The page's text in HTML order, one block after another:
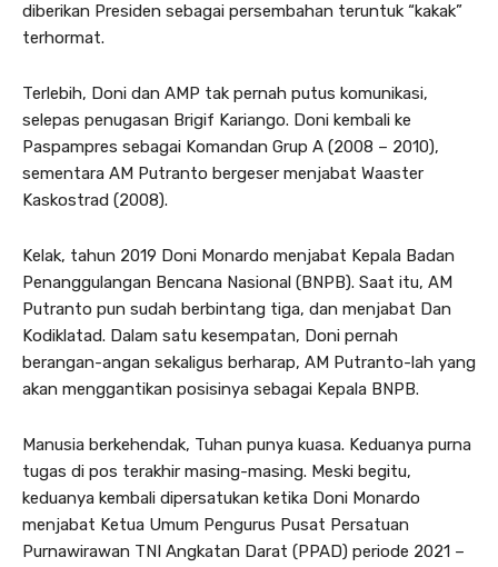
diberikan Presiden sebagai persembahan teruntuk “kakak”
terhormat.
Terlebih, Doni dan AMP tak pernah putus komunikasi,
selepas penugasan Brigif Kariango. Doni kembali ke
Paspampres sebagai Komandan Grup A (2008 – 2010),
sementara AM Putranto bergeser menjabat Waaster
Kaskostrad (2008).
Kelak, tahun 2019 Doni Monardo menjabat Kepala Badan
Penanggulangan Bencana Nasional (BNPB). Saat itu, AM
Putranto pun sudah berbintang tiga, dan menjabat Dan
Kodiklatad. Dalam satu kesempatan, Doni pernah
berangan-angan sekaligus berharap, AM Putranto-lah yang
akan menggantikan posisinya sebagai Kepala BNPB.
Manusia berkehendak, Tuhan punya kuasa. Keduanya purna
tugas di pos terakhir masing-masing. Meski begitu,
keduanya kembali dipersatukan ketika Doni Monardo
menjabat Ketua Umum Pengurus Pusat Persatuan
Purnawirawan TNI Angkatan Darat (PPAD) periode 2021 –